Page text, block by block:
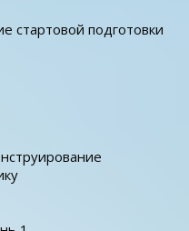
стартовой подготовки